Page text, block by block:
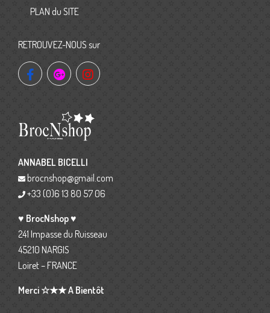
PLAN du SITE
RETROUVEZ-NOUS sur
ANNABEL BICELLI
brocnshop@gmail.com
+33 (0)6 13 80 57 06
♥ BrocNshop ♥
241 Impasse du Ruisseau
45210 NARGIS
Loiret – FRANCE
Merci ☆★★ A Bientôt